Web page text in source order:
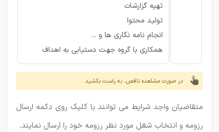
تهیه گزارشات
تولید محتوا
انجام نامه نگاری ها و ...
همکاری با گروه جهت دستیابی به اهداف
در صورت مشاهده ناقص، به راست بکشید
متقاضیان واجد شرایط می توانند با کلیک روی دکمه ارسال
رزومه و انتخاب شغل مورد نظر رزومه خود را ارسال نمایند.